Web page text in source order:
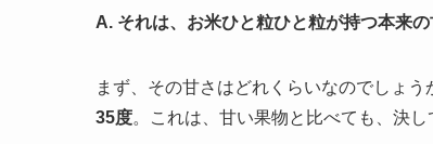
A. それは、お米ひと粒ひと粒が持つ本来
まず、その甘さはどれくらいなのでしょ
35度。これは、甘い果物と比べても、決し